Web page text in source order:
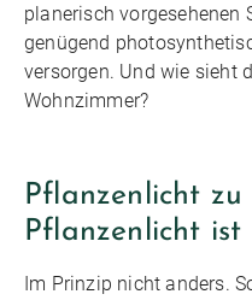
planerisch
genügend
versorgen. Und wie sieht
Wohnzimmer?
Pflanzenlicht zu
Pflanzenlicht
Im Prinzip nicht anders.